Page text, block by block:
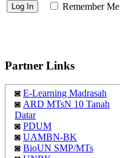
Remember Me
Partner Links
◙ E-Learning Madrasah
◙ ARD MTsN 10 Tanah
Datar
◙ PDUM
◙ UAMBN-BK
◙ BioUN SMP/MTs